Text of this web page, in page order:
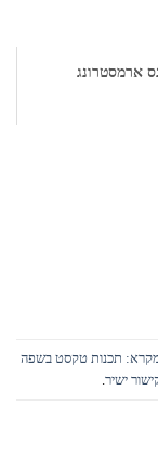
ארמסטרונג
תכנות טקסט בשפה
ישיר